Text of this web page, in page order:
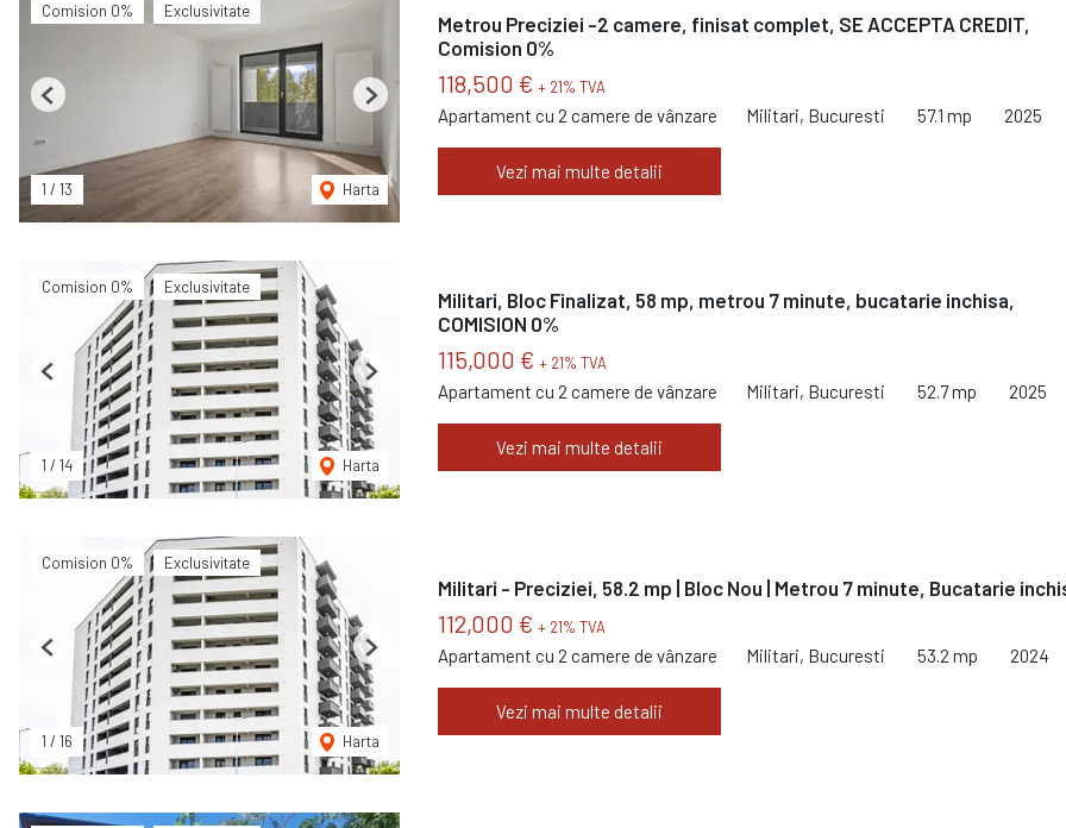
Comision 0% Exclusivitate
1 / 13 Harta
Previous Next
Metrou Preciziei -2 camere, finisat complet, SE ACCEPTA CREDIT,
Comision 0%
118,500 € + 21% TVA
Apartament cu 2 camere de vânzare Militari, Bucuresti 57.1 mp 2025
Vezi mai multe detalii
Comision 0% Exclusivitate
1 / 14 Harta
Previous Next
Militari, Bloc Finalizat, 58 mp, metrou 7 minute, bucatarie inchisa,
COMISION 0%
115,000 € + 21% TVA
Apartament cu 2 camere de vânzare Militari, Bucuresti 52.7 mp 2025
Vezi mai multe detalii
Comision 0% Exclusivitate
1 / 16 Harta
Previous Next
Militari - Preciziei, 58.2 mp | Bloc Nou | Metrou 7 minute, Bucatarie
112,000 € + 21% TVA
Apartament cu 2 camere de vânzare Militari, Bucuresti 53.2 mp 2024
Vezi mai multe detalii